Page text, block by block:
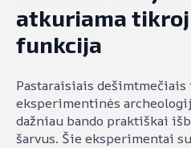
atkuriama
funkcija
Pastaraisiais
eksperimentinės
dažniau bando praktiškai
šarvus. Šie eksperimentai